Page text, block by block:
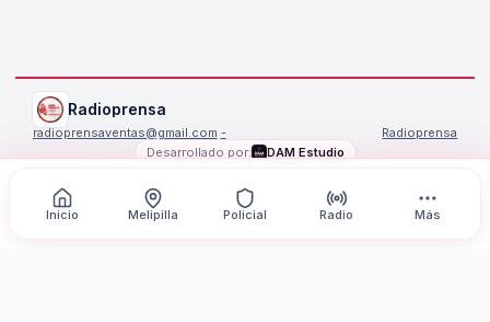
Radioprensa
radioprensaventas@gmail.com·-
Radioprensa
Desarrollado por:
DAM Estudio
2026 Radioprensa . Todos los derechos reservados.
Inicio
Melipilla Policial Radio Más